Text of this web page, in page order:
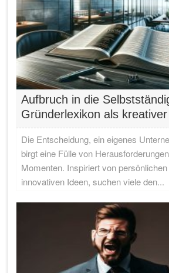
Aufbruch in die
Gründerlexikon als
Die Entscheidung, ein eigenes
birgt eine Fülle von
Momenten. Inspiriert von
innovativen Ideen, suchen viele den...